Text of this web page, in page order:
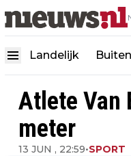
Landelijk
Atlete Van
meter
13 JUN , 22:59•SPORT